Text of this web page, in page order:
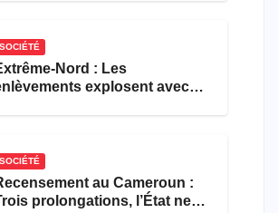
SOCIÉTÉ
Nord : Les
explosent avec
SOCIÉTÉ
au Cameroun :
prolongations, l’État ne